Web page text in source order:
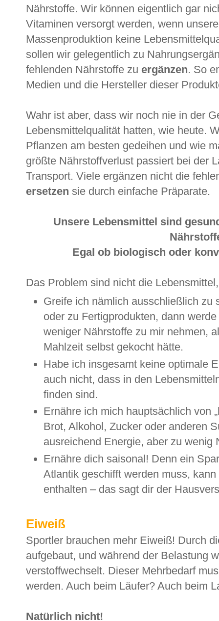
Nährstoffe. Wir können eigentlich gar
Vitaminen versorgt werden, wenn
Massenproduktion keine
sollen wir gelegentlich zu
fehlenden Nährstoffe zu ergänzen. So
Medien und die Hersteller dieser
Wahr ist aber, dass wir noch nie in der
Lebensmittelqualität hatten, wie heute.
Pflanzen am besten gedeihen und wie
größte Nährstoffverlust passiert bei der
Transport. Viele ergänzen nicht die
ersetzen sie durch einfache Präparate.
Unsere Lebensmittel sind
Egal ob biologisch oder
Das Problem sind nicht die
Greife ich nämlich ausschließlich zu
oder zu Fertigprodukten, dann
weniger Nährstoffe zu mir nehmen,
Mahlzeit selbst gekocht hätte.
Habe ich insgesamt keine optimale
auch nicht, dass in den
finden sind.
Ernähre ich mich hauptsächlich von
Brot, Alkohol, Zucker oder anderen
ausreichend Energie, aber zu wenig
Ernähre dich saisonal! Denn ein
Atlantik geschifft werden muss,
enthalten – das sagt dir der
Eiweiß
Sportler brauchen mehr Eiweiß! Durch
aufgebaut, und während der Belastung
verstoffwechselt. Dieser Mehrbedarf
werden. Auch beim Läufer? Auch beim
Natürlich nicht!